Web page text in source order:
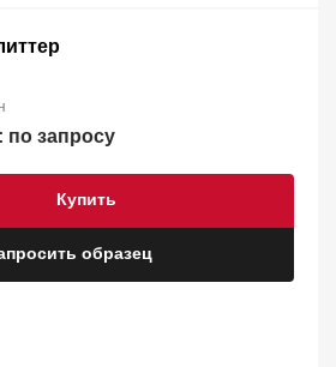
по запросу
образец
Купить